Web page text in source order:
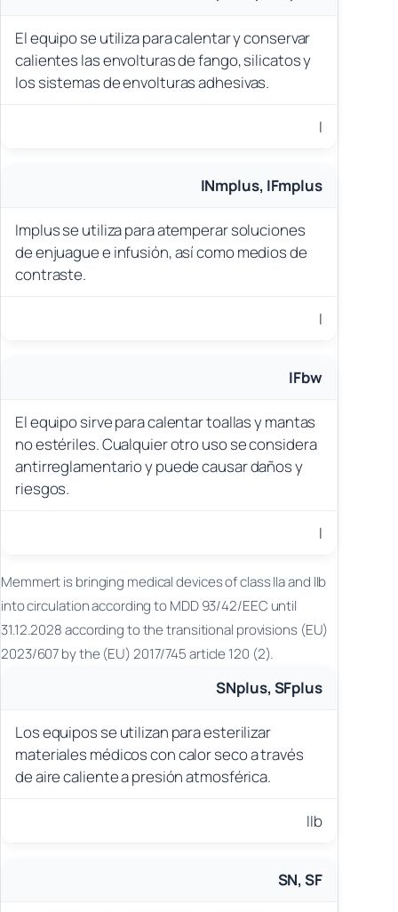
El equipo se utiliza para calentar y conservar
calientes las envolturas de fango, silicatos y
los sistemas de envolturas adhesivas.
I
INmplus, IFmplus
Implus se utiliza para atemperar soluciones
de enjuague e infusión, así como medios de
contraste.
I
IFbw
El equipo sirve para calentar toallas y mantas
no estériles. Cualquier otro uso se considera
antirreglamentario y puede causar daños y
riesgos.
I
Memmert is bringing medical devices of class IIa and IIb
into circulation according to MDD 93/42/EEC until
31.12.2028 according to the transitional provisions (EU)
2023/607 by the (EU) 2017/745 article 120 (2).
SNplus, SFplus
Los equipos se utilizan para esterilizar
materiales médicos con calor seco a través
de aire caliente a presión atmosférica.
IIb
SN, SF